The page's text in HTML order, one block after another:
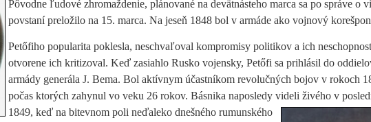
Pôvodne ľudové zhromaždenie, plánované na devätnásteho marca sa po správe o
povstaní preložilo na 15. marca. Na jeseň 1848 bol v armáde ako vojnový
Petőfiho popularita poklesla, neschvaľoval kompromisy politikov a ich
otvorene ich kritizoval. Keď zasiahlo Rusko vojensky, Petőfi sa prihlásil do
armády generála J. Bema. Bol aktívnym účastníkom revolučných bojov v rokoch
počas ktorých zahynul vo veku 26 rokov. Básnika naposledy videli živého v
1849, keď na bitevnom poli neďaleko dnešného rumunského